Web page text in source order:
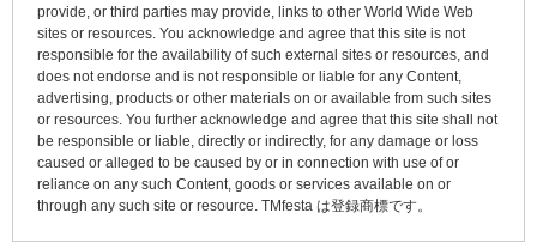
provide, or third parties may provide, links to other World Wide Web
sites or resources. You acknowledge and agree that this site is not
responsible for the availability of such external sites or resources, and
does not endorse and is not responsible or liable for any Content,
advertising, products or other materials on or available from such sites
or resources. You further acknowledge and agree that this site shall not
be responsible or liable, directly or indirectly, for any damage or loss
caused or alleged to be caused by or in connection with use of or
reliance on any such Content, goods or services available on or
through any such site or resource. TMfesta は登録商標です。